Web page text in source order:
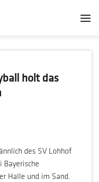
holt das
des SV Lohhof
Bayerische
Halle und im Sand.